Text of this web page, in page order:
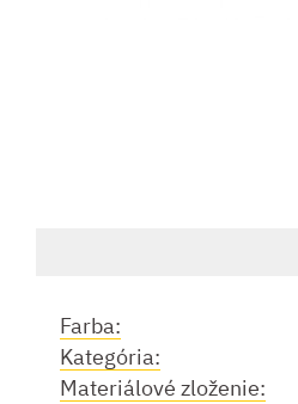
Farba:
Kategória:
Materiálové zloženie: